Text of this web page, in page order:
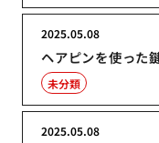
ヘアピンを使った
2025.05.08
未分類
2025.05.08